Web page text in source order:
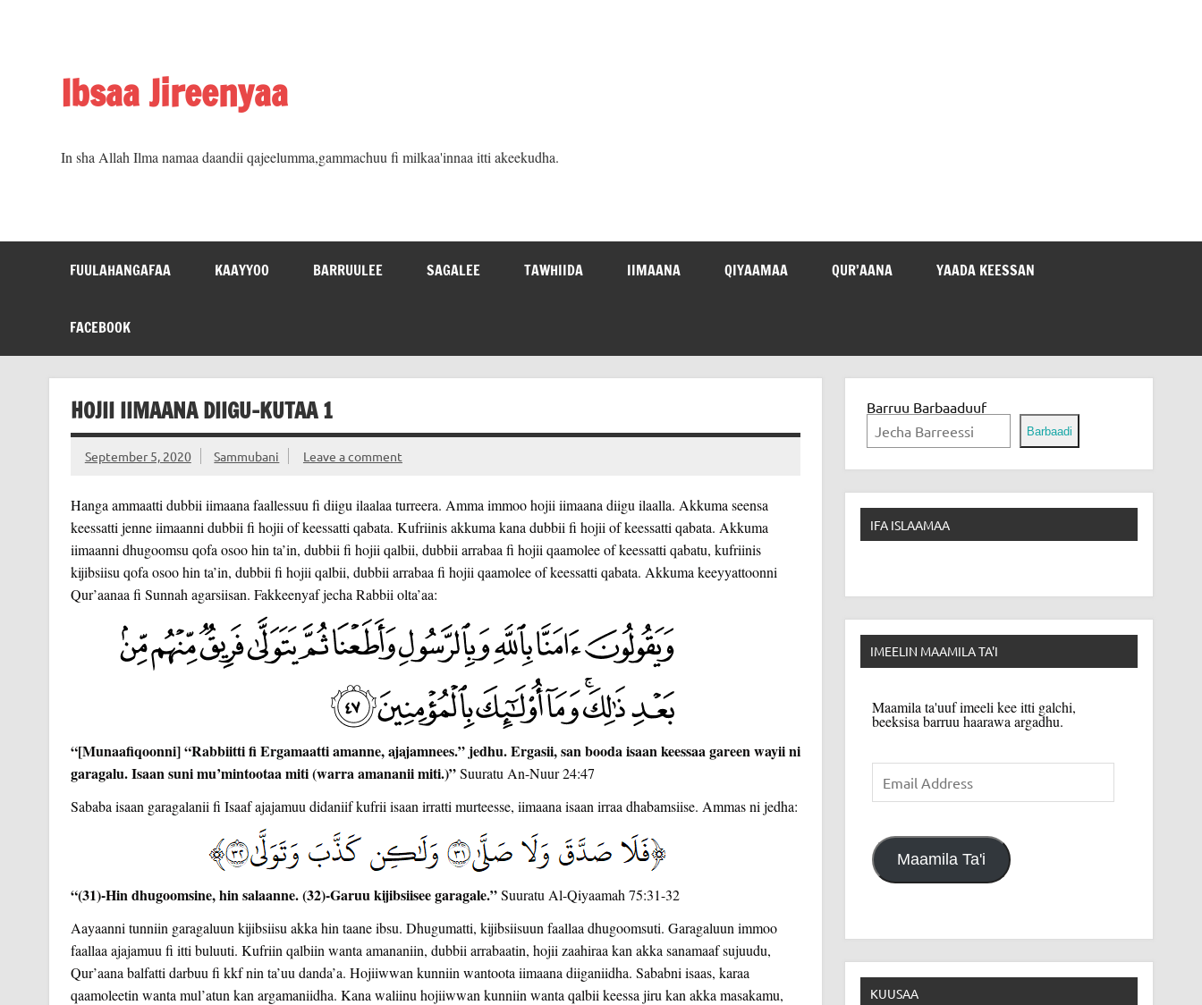
Ibsaa Jireenyaa
In sha Allah Ilma namaa daandii qajeelumma,gammachuu fi milkaa'innaa itti akeekudha.
FUULAHANGAFAA KAAYYOO BARRUULEE SAGALEE TAWHIIDA IIMAANA QIYAAMAA QUR’AANA YAADA KEESSAN
FACEBOOK
HOJII IIMAANA DIIGU-KUTAA 1
September 5, 2020 Sammubani Leave a comment
Hanga ammaatti dubbii iimaana faallessuu fi diigu ilaalaa turreera. Amma immoo hojii iimaana diigu ilaalla. Akkuma seensa
keessatti jenne iimaanni dubbii fi hojii of keessatti qabata. Kufriinis akkuma kana dubbii fi hojii of keessatti qabata. Akkuma
iimaanni dhugoomsu qofa osoo hin ta’in, dubbii fi hojii qalbii, dubbii arrabaa fi hojii qaamolee of keessatti qabatu, kufriinis
kijibsiisu qofa osoo hin ta’in, dubbii fi hojii qalbii, dubbii arrabaa fi hojii qaamolee of keessatti qabata. Akkuma keeyyattoonni
Qur’aanaa fi Sunnah agarsiisan. Fakkeenyaf jecha Rabbii olta’aa:
“[Munaafiqoonni] “Rabbiitti fi Ergamaatti amanne, ajajamnees.” jedhu. Ergasii, san booda isaan keessaa gareen wayii ni
garagalu. Isaan suni mu’mintootaa miti (warra amananii miti.)”Suuratu An-Nuur 24:47
Sababa isaan garagalanii fi Isaaf ajajamuu didaniif kufrii isaan irratti murteesse, iimaana isaan irraa dhabamsiise. Ammas ni jedha:
“(31)-Hin dhugoomsine, hin salaanne. (32)-Garuu kijibsiisee garagale.”Suuratu Al-Qiyaamah 75:31-32
Aayaanni tunniin garagaluun kijibsiisu akka hin taane ibsu. Dhugumatti, kijibsiisuun faallaa dhugoomsuti. Garagaluun immoo
faallaa ajajamuu fi itti buluuti. Kufriin qalbiin wanta amananiin, dubbii arrabaatin, hojii zaahiraa kan akka sanamaaf sujuudu,
Qur’aana balfatti darbuu fi kkf nin ta’uu danda’a. Hojiiwwan kunniin wantoota iimaana diiganiidha. Sababni isaas, karaa
qaamoleetin wanta mul’atun kan argamaniidha. Kana waliinu hojiiwwan kunniin wanta qalbii keessa jiru kan akka masakamu,
Barruu Barbaaduuf
Barbaadi
IFA ISLAAMAA
IMEELIN MAAMILA TA'I
Maamila ta'uuf imeeli kee itti galchi,
beeksisa barruu haarawa argadhu.
Email
Address
Maamila Ta'i
KUUSAA